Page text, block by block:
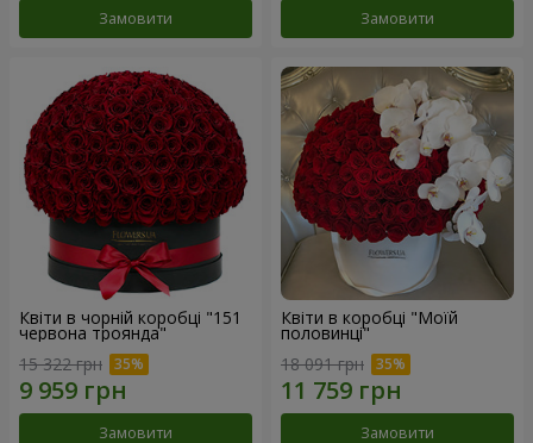
Замовити Замовити
Квіти в чорній коробці "151
червона троянда"
15 322 грн
Замовити
Квіти в коробці "Моїй
половинці"
18 091 грн
Замовити